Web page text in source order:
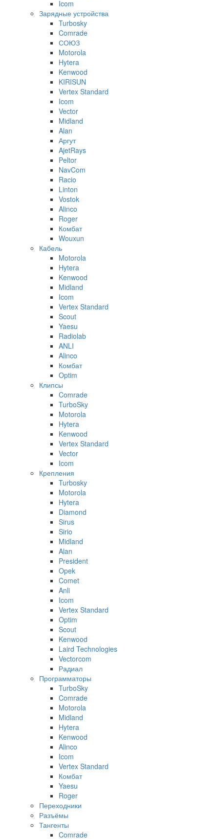
Icom
Зарядные устройства
Turbosky
Comrade
СОЮЗ
Motorola
Hytera
Kenwood
KIRISUN
Vertex Standard
Icom
Vector
Midland
Alan
Аргут
AjetRays
Peltor
NavCom
Racio
Linton
Vostok
Alinco
Roger
Комбат
Wouxun
Кабель
Motorola
Hytera
Kenwood
Midland
Icom
Vertex Standard
Scout
Yaesu
Radiolab
ANLI
Alinco
Комбат
Optim
Клипсы
Comrade
TurboSky
Motorola
Hytera
Kenwood
Vertex Standard
Vector
Icom
Крепления
Turbosky
Motorola
Hytera
Diamond
Sirus
Sirio
Midland
Alan
President
Opek
Comet
Anli
Icom
Vertex Standard
Optim
Scout
Kenwood
Laird Technologies
Vectorcom
Радиал
Программаторы
TurboSky
Comrade
Motorola
Midland
Hytera
Kenwood
Alinco
Icom
Vertex Standard
Комбат
Yaesu
Roger
Переходники
Разъёмы
Тангенты
Comrade